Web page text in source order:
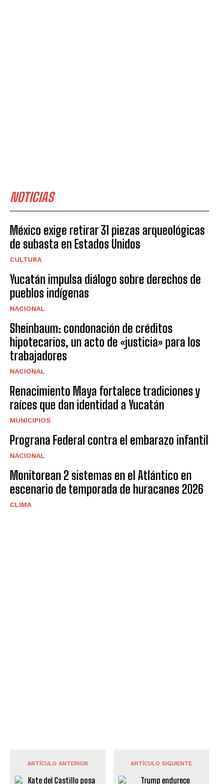
NOTICIAS
México exige retirar 31 piezas arqueológicas
de subasta en Estados Unidos
CULTURA
Yucatán impulsa diálogo sobre derechos de
pueblos indígenas
NACIONAL
Sheinbaum: condonación de créditos
hipotecarios, un acto de «justicia» para los
trabajadores
NACIONAL
Renacimiento Maya fortalece tradiciones y
raíces que dan identidad a Yucatán
MUNICIPIOS
Prograna Federal contra el embarazo infantil
NACIONAL
Monitorean 2 sistemas en el Atlántico en
escenario de temporada de huracanes 2026
CLIMA
ARTÍCULO ANTERIOR ARTÍCULO SIGUIENTE